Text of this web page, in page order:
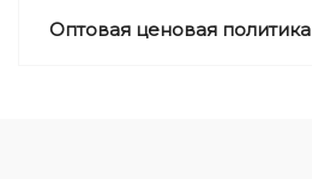
Оптовая ценовая политика